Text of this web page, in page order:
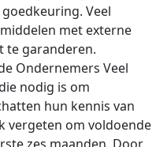
Veel
met externe
te garanderen.
Ondernemers Veel
nodig is om
hun kennis van
vergeten om voldoende